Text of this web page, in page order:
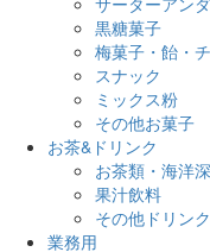
黒糖菓子
梅菓子・飴・
スナック
ミックス粉
その他お菓子
お茶&ドリンク
お茶類・海洋
果汁飲料
その他ドリンク
業務用